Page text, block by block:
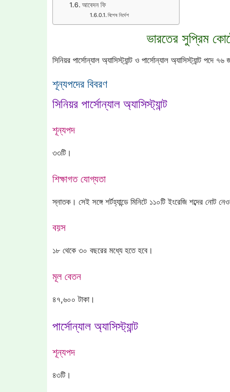
আবেদন ফি
বিশেষ নির্দেশ
ভারতের সুপ্রিম
সিনিয়র পার্সোন্যাল অ্যাসিস্ট্যান্ট ও পার্সোন্যাল অ্যাসিস্ট্যান্ট পদে
শূন্যপদের বিবরণ
সিনিয়র পার্সোন্যাল অ্যাসিস্ট্যান্ট
শূন্যপদ
৩৩টি।
শিক্ষাগত যোগ্যতা
স্নাতক। সেই সঙ্গে শর্টহ্যান্ডে মিনিটে ১১০টি ইংরেজি শব্দের নোট
বয়স
১৮ থেকে ৩০ বছরের মধ্যে হতে হবে।
মূল বেতন
৪৭,৬০০ টাকা।
পার্সোন্যাল অ্যাসিস্ট্যান্ট
শূন্যপদ
৪৩টি।